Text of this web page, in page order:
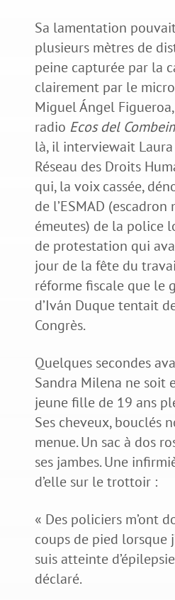
Sa lamentation
plusieurs mètres de
peine capturée par la
clairement par le
Miguel Ángel
radio Ecos del
là, il interviewait Laura
Réseau des Droits
qui, la voix cassée,
de l’ESMAD
émeutes) de la police
de protestation qui
jour de la fête du
réforme fiscale que le
d’Iván Duque tentait
Congrès.
Quelques secondes
Sandra Milena ne soit
jeune fille de 19 ans
Ses cheveux, bouclés
menue. Un sac à dos
ses jambes. Une
d’elle sur le trottoir :
« Des policiers m’ont
coups de pied lorsque
suis atteinte
déclaré.